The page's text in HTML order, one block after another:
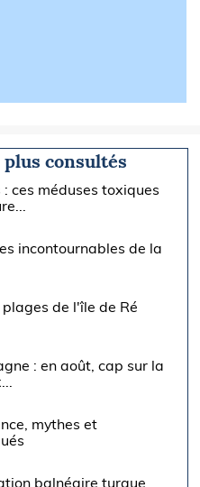
consultés
ces méduses toxiques
incontournables de la
de l'île de Ré
: en août, cap sur la
mythes et
balnéaire turque